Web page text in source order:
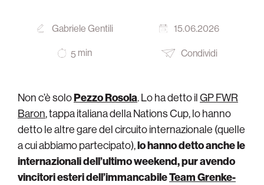
Gabriele Gentili 15.06.2026
5 min Condividi
Non c’è soloPezzo Rosola. Lo ha detto ilGP FWR
Baron, tappa italiana della Nations Cup, lo hanno
detto le altre gare del circuito internazionale (quelle
a cui abbiamo partecipato),lo hanno detto anche le
internazionali dell’ultimo weekend, pur avendo
vincitori esteri dell’immancabileTeam Grenke-